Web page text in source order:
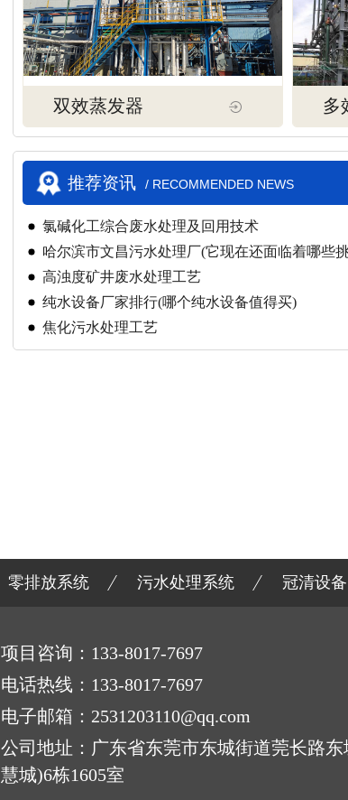
双效蒸发器 多
推荐资讯 / RECOMMENDED NEWS
氯碱化工综合废水处理及回用技术
哈尔滨市文昌污水处理厂(它现在还面临着哪些
高浊度矿井废水处理工艺
纯水设备厂家排行(哪个纯水设备值得买)
焦化污水处理工艺
零排放系统 污水处理系统 冠清设备
项目咨询： 133-8017-7697
电话热线： 133-8017-7697
电子邮箱： 2531203110@qq.com
公司地址： 广东省东莞市东城街道莞长路
慧城)6栋1605室